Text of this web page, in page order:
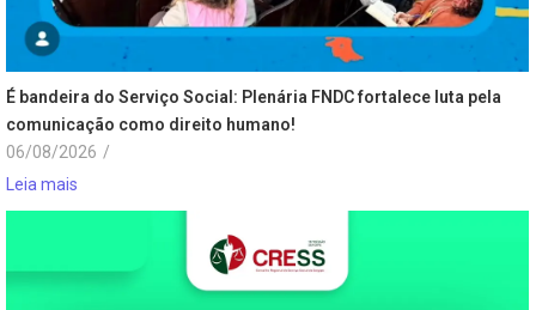
É bandeira do Serviço Social: Plenária FNDC fortalece luta pela
comunicação como direito humano!
06/08/2026 /
Leia mais